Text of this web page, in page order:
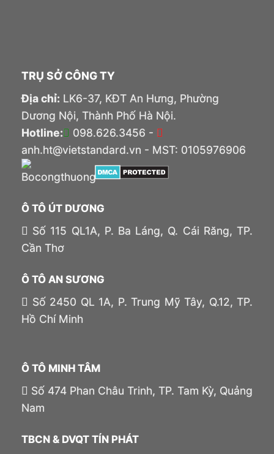
TRỤ SỞ CÔNG TY
Địa chỉ: LK6-37, KĐT An Hưng, Phường
Dương Nội, Thành Phố Hà Nội.
Hotline:
098.626.3456 -
anh.ht@vietstandard.vn - MST: 0105976906
Ô TÔ ÚT DƯƠNG
Số 115 QL1A, P. Ba Láng, Q. Cái Răng, TP.
Cần Thơ
Ô TÔ AN SƯƠNG
Số 2450 QL 1A, P. Trung Mỹ Tây, Q.12, TP.
Hồ Chí Minh
Ô TÔ MINH TÂM
Số 474 Phan Châu Trinh, TP. Tam Kỳ, Quảng
Nam
TBCN & DVQT TÍN PHÁT